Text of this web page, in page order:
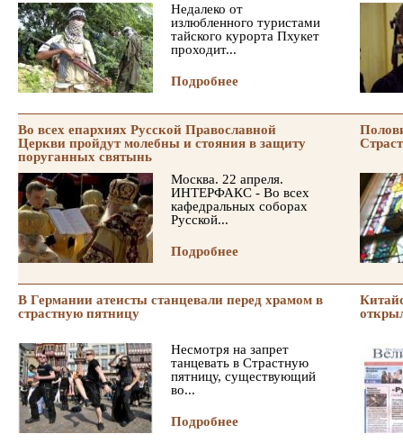
Недалеко от
излюбленного туристами
тайского курорта Пхукет
проходит...
Подробнее
Во всех епархиях Русской Православной
Церкви пройдут молебны и стояния в защиту
поруганных святынь
Москва. 22 апреля.
ИНТЕРФАКС - Во всех
кафедральных соборах
Русской...
Подробнее
В Германии атеисты станцевали перед храмом в
страстную пятницу
Несмотря на запрет
танцевать в Страстную
пятницу, существующий
во...
Подробнее